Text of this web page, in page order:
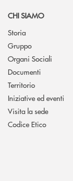
CHI SIAMO
Storia
Gruppo
Organi Sociali
Documenti
Territorio
Iniziative ed eventi
Visita la sede
Codice Etico